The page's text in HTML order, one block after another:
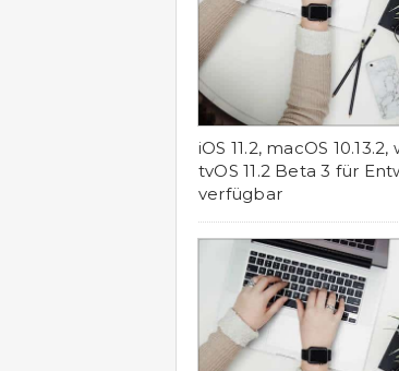
iOS 11.2, macOS
tvOS 11.2 Beta 3 für
verfügbar